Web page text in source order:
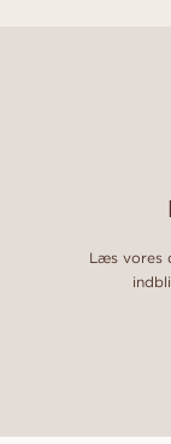
Læs vores